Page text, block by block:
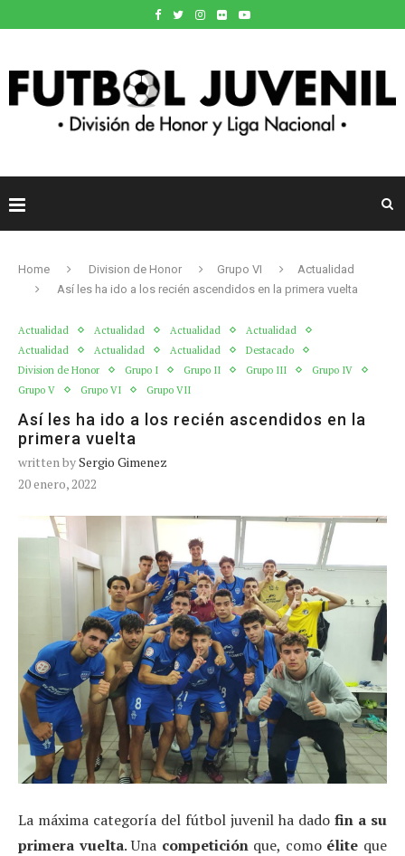
Home Division de Honor Grupo VI
Actualidad
Así les ha ido a los recién ascendidos en la primera vuelta
Actualidad Actualidad Actualidad
Actualidad
Actualidad
Actualidad Actualidad
Destacado
Division de Honor
Grupo I Grupo II Grupo III
Grupo IV
Grupo V
Grupo VI Grupo VII
Así les ha ido a los recién ascendidos en la
primera vuelta
written bySergio Gimenez
20 enero, 2022
La máxima categoría del fútbol juvenil ha dado fin a su
primera vuelta. Una competiciónque, como élite que